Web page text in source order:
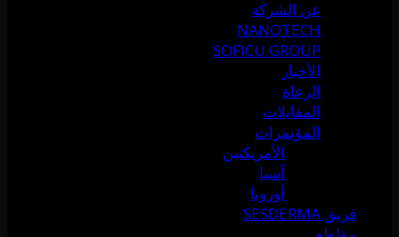
عن الشركة
NANOTECH
SOFICU GROUP
الأخبار
الرعاة
المقابلات
المؤتمرات
الأمريكتين
آسيا
أوروبا
فريق SESDERMA